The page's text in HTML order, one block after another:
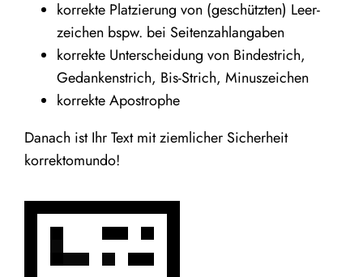
kor­rek­te Plat­zie­rung von (geschütz­ten) Leer­
zei­chen bspw. bei Seitenzahlangaben
kor­rek­te Unter­schei­dung von Bin­de­strich,
Gedan­ken­strich, Bis-Strich, Minuszeichen
kor­rek­te Apostrophe
Danach ist Ihr Text mit ziem­li­cher Sicher­heit
korrektomundo!